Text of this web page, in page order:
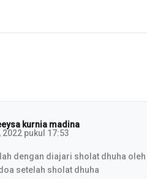
kurnia madina
pukul 17:53
dengan diajari sholat dhuha
setelah sholat dhuha